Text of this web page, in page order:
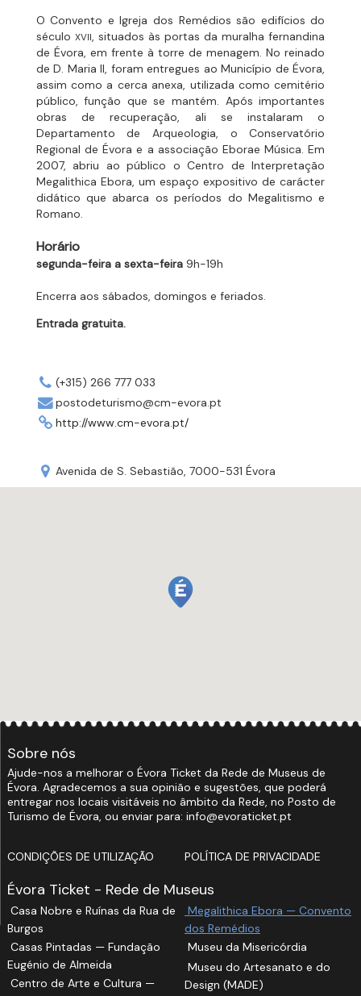
O Convento e Igreja dos Remédios são edifícios do
século XVII, situados às portas da muralha fernandina
de Évora, em frente à torre de menagem. No reinado
de D. Maria II, foram entregues ao Município de Évora,
assim como a cerca anexa, utilizada como cemitério
público, função que se mantém. Após importantes
obras de recuperação, ali se instalaram o
Departamento de Arqueologia, o Conservatório
Regional de Évora e a associação Eborae Música. Em
2007, abriu ao público o Centro de Interpretação
Megalithica Ebora, um espaço expositivo de carácter
didático que abarca os períodos do Megalitismo e
Romano.
Horário
segunda-feira a sexta-feira 9h-19h
Encerra aos sábados, domingos e feriados.
Entrada gratuita.
(+315) 266 777 033
postodeturismo@cm-evora.pt
http://www.cm-evora.pt/
Avenida de S. Sebastião, 7000-531 Évora
Sobre nós
Ajude-nos a melhorar o Évora Ticket da Rede de Museus de
Évora. Agradecemos a sua opinião e sugestões, que poderá
entregar nos locais visitáveis no âmbito da Rede, no Posto de
Turismo de Évora, ou enviar para: info@evoraticket.pt
CONDIÇÕES DE UTILIZAÇÃO POLÍTICA DE PRIVACIDADE
Évora Ticket - Rede de Museus
Casa Nobre e Ruínas da Rua de
Burgos
Casas Pintadas — Fundação
Eugénio de Almeida
Centro de Arte e Cultura —
Megalithica Ebora — Convento
dos Remédios
Museu da Misericórdia
Museu do Artesanato e do
Design (MADE)